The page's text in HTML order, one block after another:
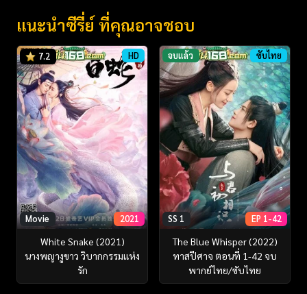
แนะนำซีรี่ย์ ที่คุณอาจชอบ
7.2 HD
Movie 2021
White Snake (2021)
นางพญางูขาว วิบากกรรมแห่ง
รัก
จบแล้ว ซับไทย
SS 1 EP 1-42
The Blue Whisper (2022)
ทาสปีศาจ ตอนที่ 1-42 จบ
พากย์ไทย/ซับไทย